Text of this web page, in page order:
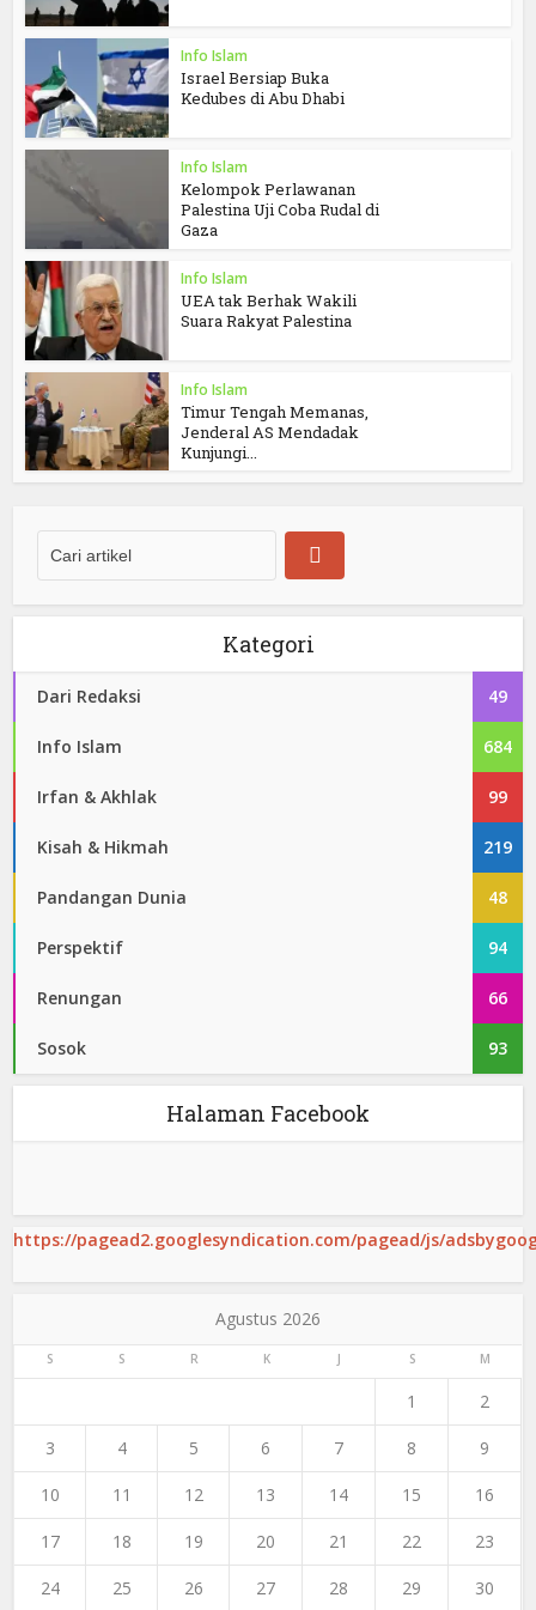
Info Islam
Israel Bersiap Buka
Kedubes di Abu Dhabi
Info Islam
Kelompok Perlawanan
Palestina Uji Coba Rudal di
Gaza
Info Islam
UEA tak Berhak Wakili
Suara Rakyat Palestina
Info Islam
Timur Tengah Memanas,
Jenderal AS Mendadak
Kunjungi...
Kategori
Dari Redaksi 49
Info Islam 684
Irfan & Akhlak 99
Kisah & Hikmah 219
Pandangan Dunia 48
Perspektif 94
Renungan 66
Sosok 93
Halaman Facebook
https://pagead2.googlesyndication.com/pagead/js/
Agustus 2026
S S R K J S M
1 2
3 4 5 6 7 8 9
10 11 12 13 14 15 16
17 18 19 20 21 22 23
24 25 26 27 28 29 30